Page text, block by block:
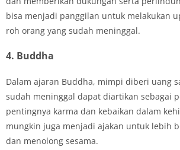
bisa menjadi panggilan untuk melakukan
roh orang yang sudah meninggal.
4. Buddha
Dalam ajaran Buddha, mimpi diberi uang
sudah meninggal dapat diartikan sebagai
pentingnya karma dan kebaikan dalam
mungkin juga menjadi ajakan untuk lebih
dan menolong sesama.